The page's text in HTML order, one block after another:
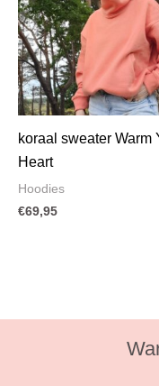
koraal sweater Warm
Heart
Hoodies
€69,95